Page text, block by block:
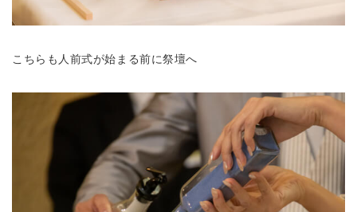
こちらも人前式が始まる前に祭壇へ